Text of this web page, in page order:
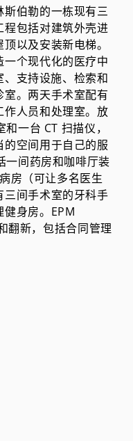
伯勒的一栋现有三
包括对建筑外壳进
以及安装新电梯。
个现代化的医疗中
支持设施、检索和
。两天手术室配有
人员和处理室。放
一台 CT 扫描仪，
空间用于自己的服
一间药房和咖啡厅装
房（可让多名医生
间手术室的牙科手
身房。EPM
翻新，包括合同管理